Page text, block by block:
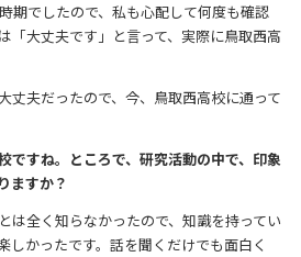
期でしたので、私も心配して何度も確認
「大丈夫です」と言って、実際に鳥取西高
丈夫だったので、今、鳥取西高校に通って
すね。ところで、研究活動の中で、印象
ますか？
は全く知らなかったので、知識を持ってい
しかったです。話を聞くだけでも面白く